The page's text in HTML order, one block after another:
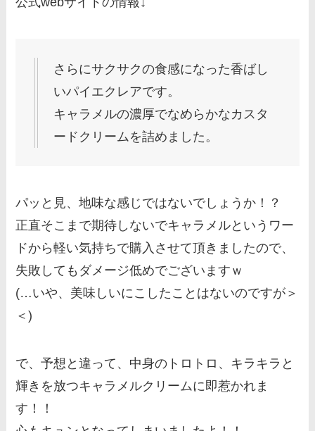
さらにサクサクの食感になった香ばし
いパイエクレアです。
キャラメルの濃厚でなめらかなカスタ
ードクリームを詰めました。
パッと見、地味な感じではないでしょうか！？
正直そこまで期待しないでキャラメルというワー
ドから軽い気持ちで購入させて頂きましたので、
失敗してもダメージ低めでございますｗ
(…いや、美味しいにこしたことはないのですが＞
＜)
で、予想と違って、中身のトロトロ、キラキラと
輝きを放つキャラメルクリームに即惹かれま
す！！